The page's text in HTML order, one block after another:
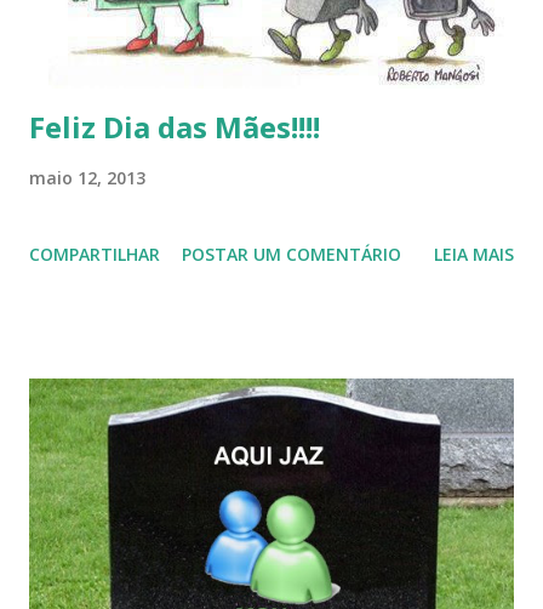
Feliz Dia das Mães!!!!
maio 12, 2013
COMPARTILHAR POSTAR UM COMENTÁRIO LEIA MAIS